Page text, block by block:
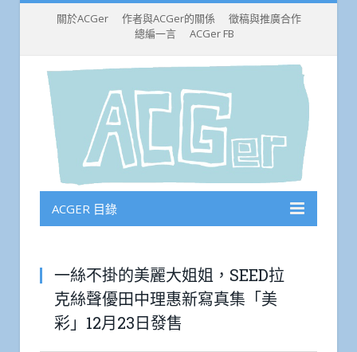
關於ACGer 作者與ACGer的關係
徵稿與推廣合作
總編一言
ACGer FB
ACGER 目錄
一絲不掛的美麗大姐姐，SEED拉
克絲聲優田中理惠新寫真集「美
彩」12月23日發售